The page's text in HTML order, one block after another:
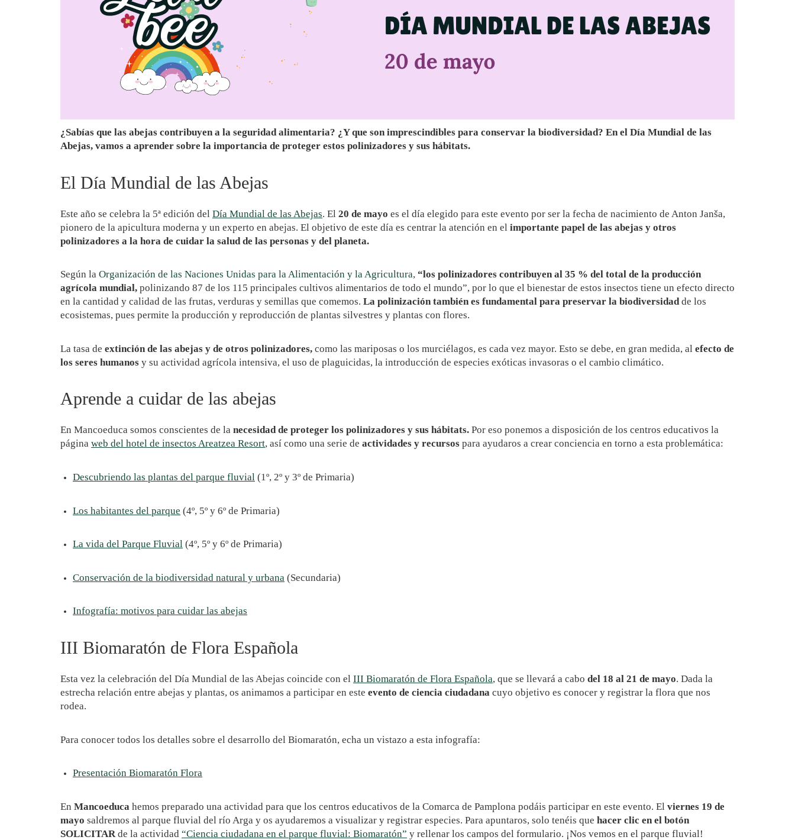
¿Sabías que las abejas contribuyen a la seguridad alimentaria? ¿Y que son imprescindibles para conservar la biodiversidad? En el Día Mundial de las
Abejas, vamos a aprender sobre la importancia de proteger estos polinizadores y sus hábitats.
El Día Mundial de las Abejas
Este año se celebra la 5ª edición del Día Mundial de las Abejas. El 20 de mayo es el día elegido para este evento por ser la fecha de nacimiento de Anton Janša,
pionero de la apicultura moderna y un experto en abejas. El objetivo de este día es centrar la atención en el importante papel de las abejas y otros
polinizadores a la hora de cuidar la salud de las personas y del planeta.
Según la Organización de las Naciones Unidas para la Alimentación y la Agricultura, “los polinizadores contribuyen al 35 % del total de la producción
agrícola mundial, polinizando 87 de los 115 principales cultivos alimentarios de todo el mundo”, por lo que el bienestar de estos insectos tiene un efecto directo
en la cantidad y calidad de las frutas, verduras y semillas que comemos. La polinización también es fundamental para preservar la biodiversidadde los
ecosistemas, pues permite la producción y reproducción de plantas silvestres y plantas con flores.
La tasa de extinción de las abejas y de otros polinizadores, como las mariposas o los murciélagos, es cada vez mayor. Esto se debe, en gran medida, al efecto de
los seres humanos y su actividad agrícola intensiva, el uso de plaguicidas, la introducción de especies exóticas invasoras o el cambio climático.
Aprende a cuidar de las abejas
En Mancoeduca somos conscientes de la necesidad de proteger los polinizadores y sus hábitats. Por eso ponemos a disposición de los centros educativos la
página web del hotel de insectos Areatzea Resort, así como una serie de actividades y recursos para ayudaros a crear conciencia en torno a esta problemática:
Descubriendo las plantas del parque fluvial (1º, 2º y 3º de Primaria)
Los habitantes del parque (4º, 5º y 6º de Primaria)
La vida del Parque Fluvial (4º, 5º y 6º de Primaria)
Conservación de la biodiversidad natural y urbana (Secundaria)
Infografía: motivos para cuidar las abejas
III Biomaratón de Flora Española
Esta vez la celebración del Día Mundial de las Abejas coincide con el III Biomaratón de Flora Española, que se llevará a cabo del 18 al 21 de mayo. Dada la
estrecha relación entre abejas y plantas, os animamos a participar en este evento de ciencia ciudadana cuyo objetivo es conocer y registrar la flora que nos
rodea.
Para conocer todos los detalles sobre el desarrollo del Biomaratón, echa un vistazo a esta infografía:
Presentación Biomaratón Flora
En Mancoeduca hemos preparado una actividad para que los centros educativos de la Comarca de Pamplona podáis participar en este evento. El viernes 19 de
mayo saldremos al parque fluvial del río Arga y os ayudaremos a visualizar y registrar especies. Para apuntaros, solo tenéis que hacer clic en el botón
SOLICITAR de la actividad “Ciencia ciudadana en el parque fluvial: Biomaratón” y rellenar los campos del formulario. ¡Nos vemos en el parque fluvial!